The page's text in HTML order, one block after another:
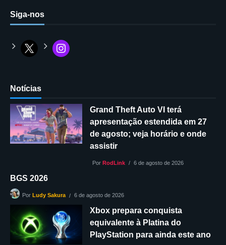
Siga-nos
Notícias
Grand Theft Auto VI terá
apresentação estendida em 27
de agosto; veja horário e onde
assistir
Por RodLink 6 de agosto de 2026
BGS 2026
Por Ludy Sakura 6 de agosto de 2026
Xbox prepara conquista
equivalente à Platina do
PlayStation para ainda este ano